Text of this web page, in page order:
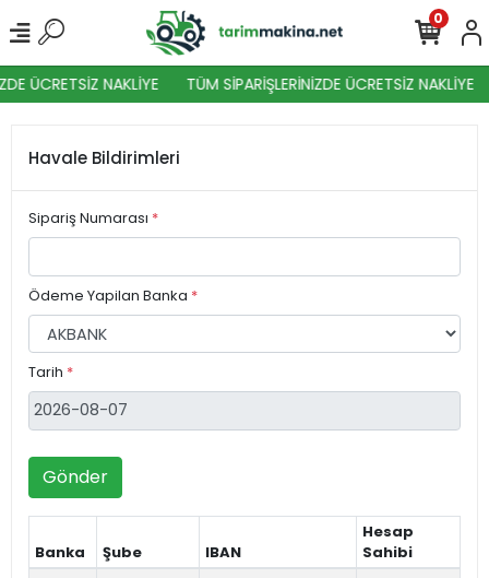
ÜCRETSİZ NAKLİYE TÜM SİPARİŞLERİNİZDE ÜCRETSİZ NAKLİYE
0
Havale Bildirimleri
Sipariş Numarası *
Ödeme Yapilan Banka *
Tarih *
Gönder
Banka Şube IBAN
Hesap
Sahibi